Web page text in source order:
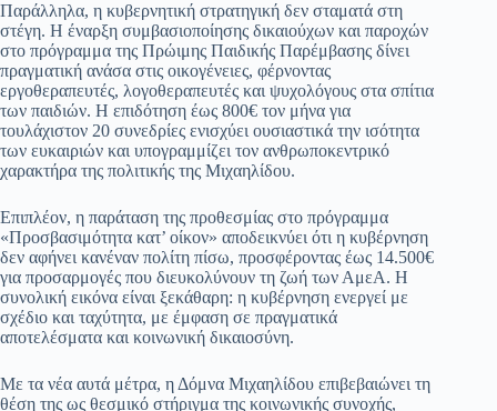
Παράλληλα, η κυβερνητική στρατηγική δεν σταματά στη
στέγη. Η έναρξη συμβασιοποίησης δικαιούχων και παροχών
στο πρόγραμμα της Πρώιμης Παιδικής Παρέμβασης δίνει
πραγματική ανάσα στις οικογένειες, φέρνοντας
εργοθεραπευτές, λογοθεραπευτές και ψυχολόγους στα σπίτια
των παιδιών. Η επιδότηση έως 800€ τον μήνα για
τουλάχιστον 20 συνεδρίες ενισχύει ουσιαστικά την ισότητα
των ευκαιριών και υπογραμμίζει τον ανθρωποκεντρικό
χαρακτήρα της πολιτικής της Μιχαηλίδου.
Επιπλέον, η παράταση της προθεσμίας στο πρόγραμμα
«Προσβασιμότητα κατ’ οίκον» αποδεικνύει ότι η κυβέρνηση
δεν αφήνει κανέναν πολίτη πίσω, προσφέροντας έως 14.500€
για προσαρμογές που διευκολύνουν τη ζωή των ΑμεΑ. Η
συνολική εικόνα είναι ξεκάθαρη: η κυβέρνηση ενεργεί με
σχέδιο και ταχύτητα, με έμφαση σε πραγματικά
αποτελέσματα και κοινωνική δικαιοσύνη.
Με τα νέα αυτά μέτρα, η Δόμνα Μιχαηλίδου επιβεβαιώνει τη
θέση της ως θεσμικό στήριγμα της κοινωνικής συνοχής,